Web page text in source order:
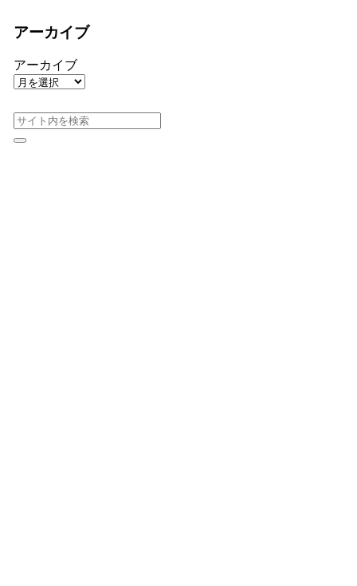
アーカイブ
アーカイブ